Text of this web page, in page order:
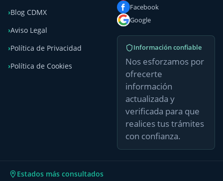
Blog CDMX
Aviso Legal
Política de Privacidad
Política de Cookies
Facebook
Google
Información confiable
Nos esforzamos por
ofrecerte
información
actualizada y
verificada para que
realices tus trámites
con confianza.
Estados más consultados